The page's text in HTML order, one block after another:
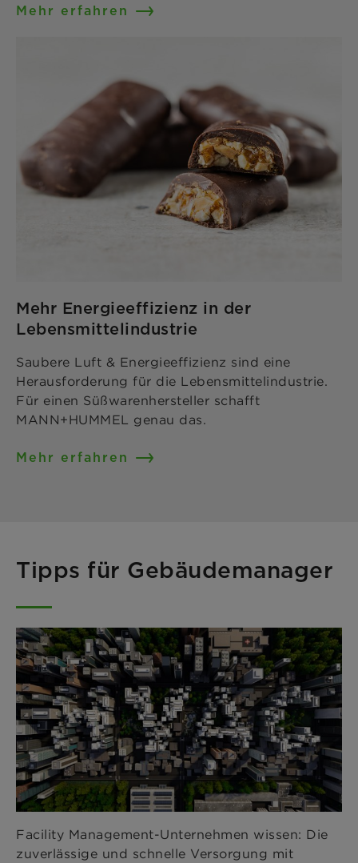
Mehr erfahren
Mehr Energieeffizienz in der
Lebensmittelindustrie
Saubere Luft & Energieeffizienz sind eine
Herausforderung für die Lebensmittelindustrie.
Für einen Süßwarenhersteller schafft
MANN+HUMMEL genau das.
Mehr erfahren
Tipps für Gebäudemanager
Facility Management-Unternehmen wissen: Die
zuverlässige und schnelle Versorgung mit